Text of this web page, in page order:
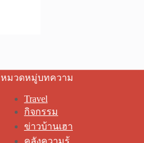
หมวดหมู่บทความ
Travel
กิจกรรม
ข่าวบ้านเฮา